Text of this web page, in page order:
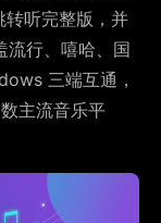
转听完整版，并
流行、嘻哈、国
三端互通，
主流音乐平